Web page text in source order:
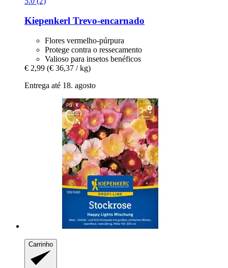
Kiepenkerl Trevo-​encarnado
Flores vermelho-púrpura
Protege contra o ressecamento
Valioso para insetos benéficos
€ 2,99 (€ 36,37 / kg)
Entrega até 18. agosto
Carrinho